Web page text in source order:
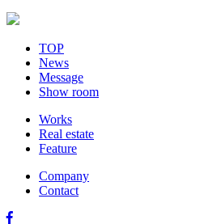
TOP
News
Message
Show room
Works
Real estate
Feature
Company
Contact